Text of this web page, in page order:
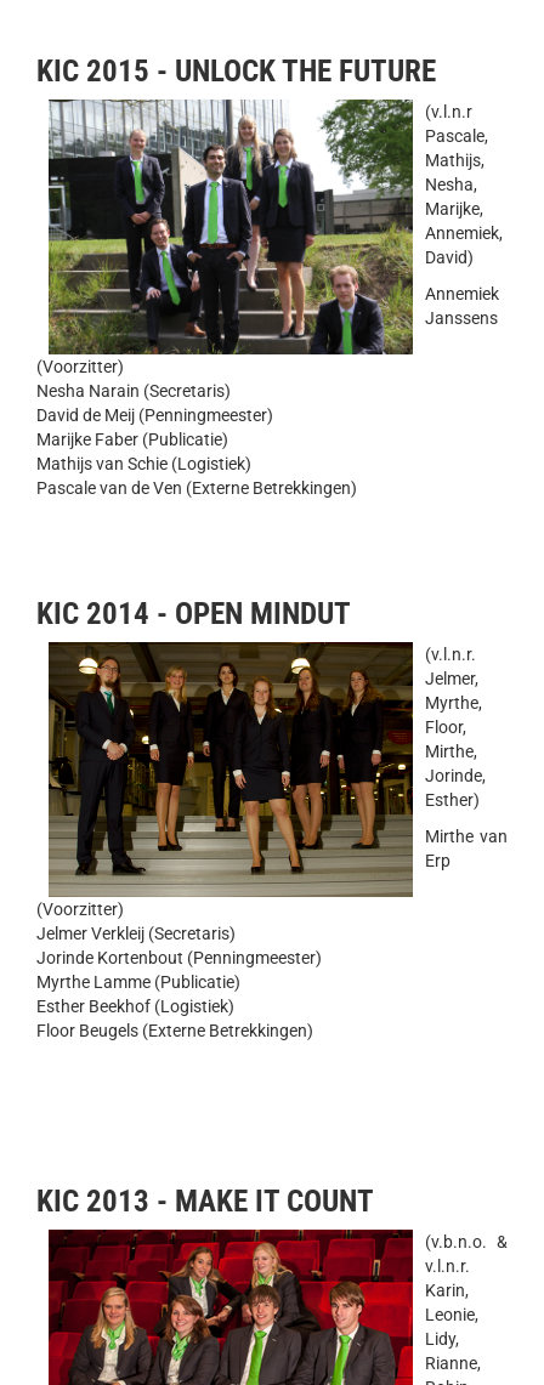
KIC 2015 - UNLOCK THE FUTURE
(v.l.n.r
Pascale,
Mathijs,
Nesha,
Marijke,
Annemiek,
David)
Annemiek
Janssens
(Voorzitter)
Nesha Narain (Secretaris)
David de Meij (Penningmeester)
Marijke Faber (Publicatie)
Mathijs van Schie (Logistiek)
Pascale van de Ven (Externe Betrekkingen)
KIC 2014 - OPEN MINDUT
(v.l.n.r.
Jelmer,
Myrthe,
Floor,
Mirthe,
Jorinde,
Esther)
Mirthe van
Erp
(Voorzitter)
Jelmer Verkleij (Secretaris)
Jorinde Kortenbout (Penningmeester)
Myrthe Lamme (Publicatie)
Esther Beekhof (Logistiek)
Floor Beugels (Externe Betrekkingen)
KIC 2013 - MAKE IT COUNT
(v.b.n.o. &
v.l.n.r.
Karin,
Leonie,
Lidy,
Rianne,